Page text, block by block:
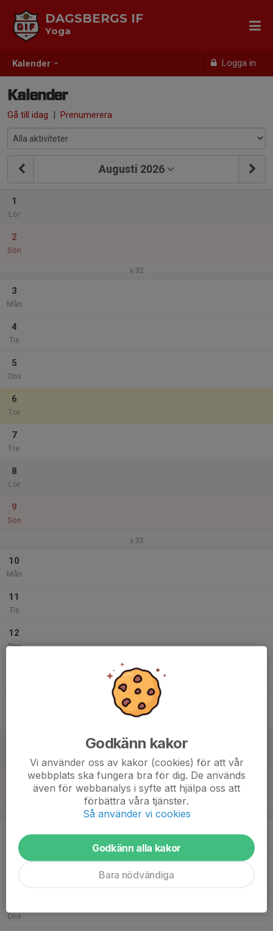
Kalender Logga in
DAGSBERGS IF
Yoga
Kalender
Gå till idag | Prenumerera
Augusti 2026
1
Lör
2
Sön
v.32
3
Mån
4
Tis
5
Ons
6
Tor
7
Fre
8
Lör
9
Sön
v.33
10
Mån
11
Tis
12
Ons
v.34
Mån
Ons
Godkänn kakor
Vi använder oss av kakor (cookies) för att vår
webbplats ska fungera bra för dig. De används
även för webbanalys i syfte att hjälpa oss att
förbättra våra tjänster.
Så använder vi cookies
Godkänn alla kakor
Bara nödvändiga